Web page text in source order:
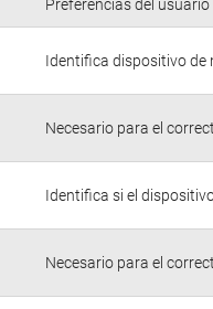
Preferencias del
Identifica dispositivo de
Necesario para el
Identifica si el
Necesario para el